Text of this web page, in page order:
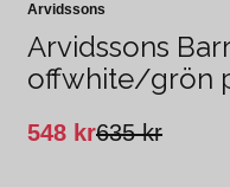
Arvidssons
Arvidssons
offwhite/grön
635 kr
548 kr